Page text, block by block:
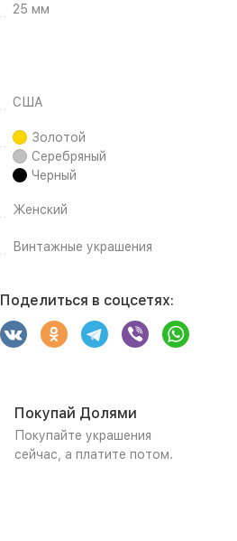
25 мм
США
Золотой
Серебряный
Черный
Женский
Винтажные украшения
Поделиться в соцсетях:
Покупай Долями
Покупайте украшения
сейчас, а платите потом.